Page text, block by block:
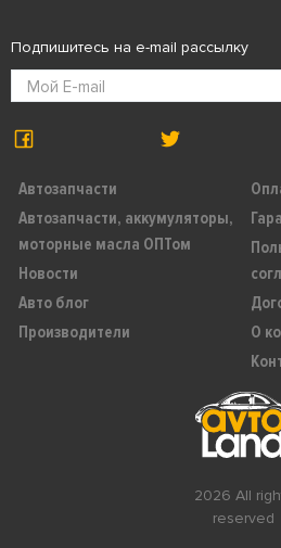
2026 All
reserved
Автозапчасти
Автозапчасти, аккумуляторы,
моторные масла ОПТом
Новости
Авто блог
Производители
О
Подпишитесь на e-mail рассылку